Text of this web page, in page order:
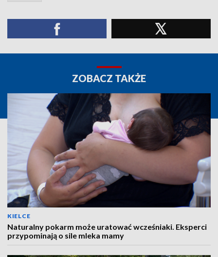
ZOBACZ TAKŻE
KIELCE
Naturalny pokarm może uratować wcześniaki. Eksperci
przypominają o sile mleka mamy